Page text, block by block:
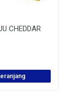
CHEDDAR